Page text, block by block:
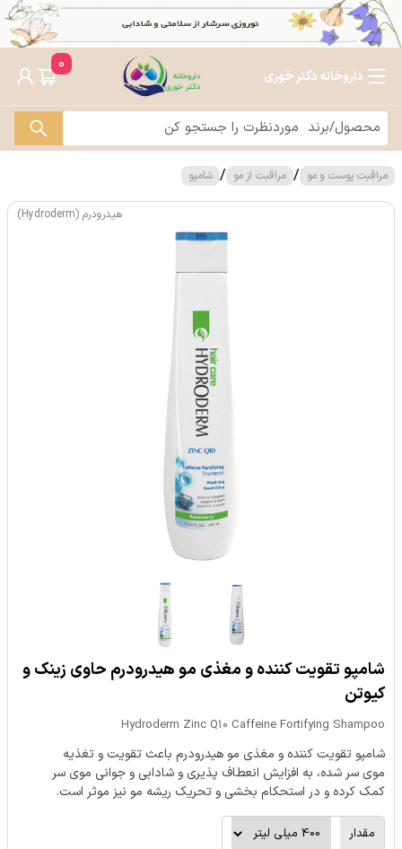
داروخانه دکتر خوری
0
مراقبت پوست و مو / مراقبت از مو / شامپو
هیدرودرم (Hydroderm)
شامپو تقویت کننده و مغذی مو هیدرودرم حاوی زینک و
کیوتن
Hydroderm Zinc Q10 Caffeine Fortifying Shampoo
شامپو تقویت کننده و مغذی مو هیدرودرم باعث تقویت و تغذیه
موی سر شده، به افزایش انعطاف پذیری و شادابی و جوانی موی سر
کمک کرده و در استحکام بخشی و تحریک ریشه مو نیز موثر است.
مقدار